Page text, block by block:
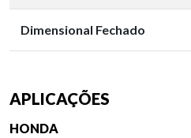
Dimensional Fechado
APLICAÇÕES
HONDA